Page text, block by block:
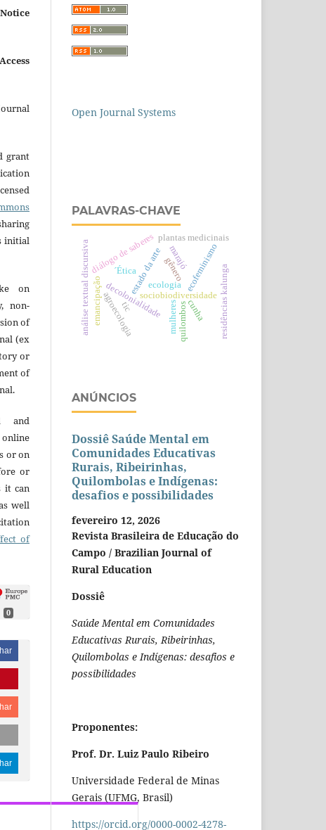
grant
initial
on
non-
of
(ex
or
of
and
or on
or
it can
well
of
0
Open Journal Systems
PALAVRAS-CHAVE
decolonialidadesociobiodiversidade
´Ética
ecologia
mulheres
estado da arte ecofeminismo
agroecologia residências kalunga
diálogo de saberes
emancipação cunha
análise textual discursiva
plantas medicinais
quilombos
gênero
tic
marajó
ANÚNCIOS
Dossiê Saúde Mental em
Comunidades Educativas
Rurais, Ribeirinhas,
Quilombolas e Indígenas:
desafios e possibilidades
fevereiro 12, 2026
Revista Brasileira de Educação do
Campo / Brazilian Journal of
Rural Education
Dossiê
Saúde Mental em Comunidades
Educativas Rurais, Ribeirinhas,
Quilombolas e Indígenas: desafios e
possibilidades
Proponentes:
Prof. Dr. Luiz Paulo Ribeiro
Universidade Federal de Minas
Gerais (UFMG, Brasil)
https://orcid.org/0000-0002-4278-